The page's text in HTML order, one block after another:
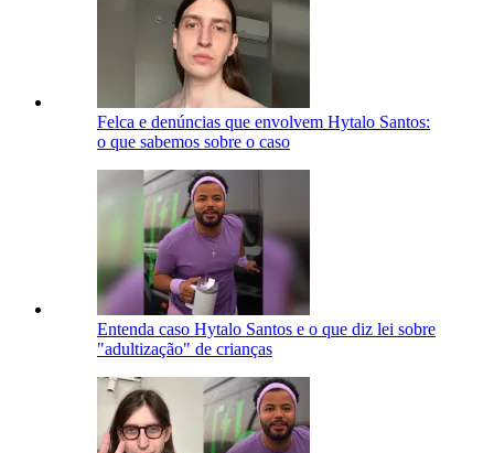
Felca e denúncias que envolvem Hytalo Santos:
o que sabemos sobre o caso
Entenda caso Hytalo Santos e o que diz lei sobre
"adultização" de crianças